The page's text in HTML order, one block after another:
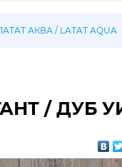
АКВА / LATAT AQUA
/ ДУБ